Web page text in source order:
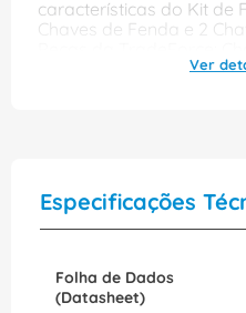
características do Kit de
Chaves de Fenda e 2
inclui chaves de fenda e
vêm em diferentes
escolha a ferramenta
do parafuso. Material de
projetados para resistir
durabilidade. Cabos
Especificações
Folha de Dados
(Datasheet)